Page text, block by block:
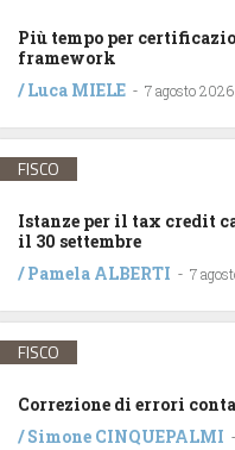
Più tempo per
framework
/Luca MIELE - 7 agosto 2026
FISCO
Istanze per il tax credit
il 30 settembre
/Pamela ALBERTI - 7
FISCO
Correzione di errori
/Simone CINQUEPALMI -